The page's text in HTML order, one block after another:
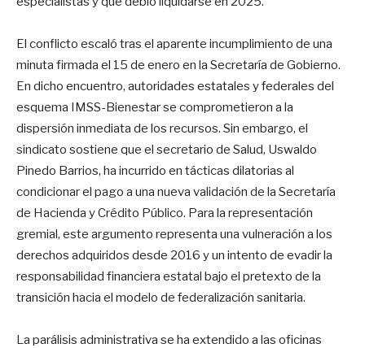
El conflicto escaló tras el aparente incumplimiento de una
minuta firmada el 15 de enero en la Secretaría de Gobierno.
En dicho encuentro, autoridades estatales y federales del
esquema IMSS-Bienestar se comprometieron a la
dispersión inmediata de los recursos. Sin embargo, el
sindicato sostiene que el secretario de Salud, Uswaldo
Pinedo Barrios, ha incurrido en tácticas dilatorias al
condicionar el pago a una nueva validación de la Secretaría
de Hacienda y Crédito Público. Para la representación
gremial, este argumento representa una vulneración a los
derechos adquiridos desde 2016 y un intento de evadir la
responsabilidad financiera estatal bajo el pretexto de la
transición hacia el modelo de federalización sanitaria.
La parálisis administrativa se ha extendido a las oficinas